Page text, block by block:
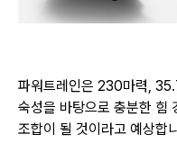
파워트레인은 230마력,
숙성을 바탕으로 충분한 힘
조합이 될 것이라고 예상합